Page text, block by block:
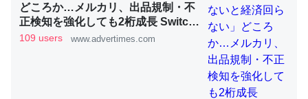
昆虫ってカルシウム少ないのか。知らんかった。調べたら
コオロギのカルシウム分はエビの600分の1程度。
─ニュース :: 【研究発表】昆虫学の大問題＝「昆虫はなぜ海にいな
どころか…メルカリ、出品規制・不
正検知を強化しても2桁成長 Switch
2から始まり、「ちいかわ」で極ま
109 users www.advertimes.com